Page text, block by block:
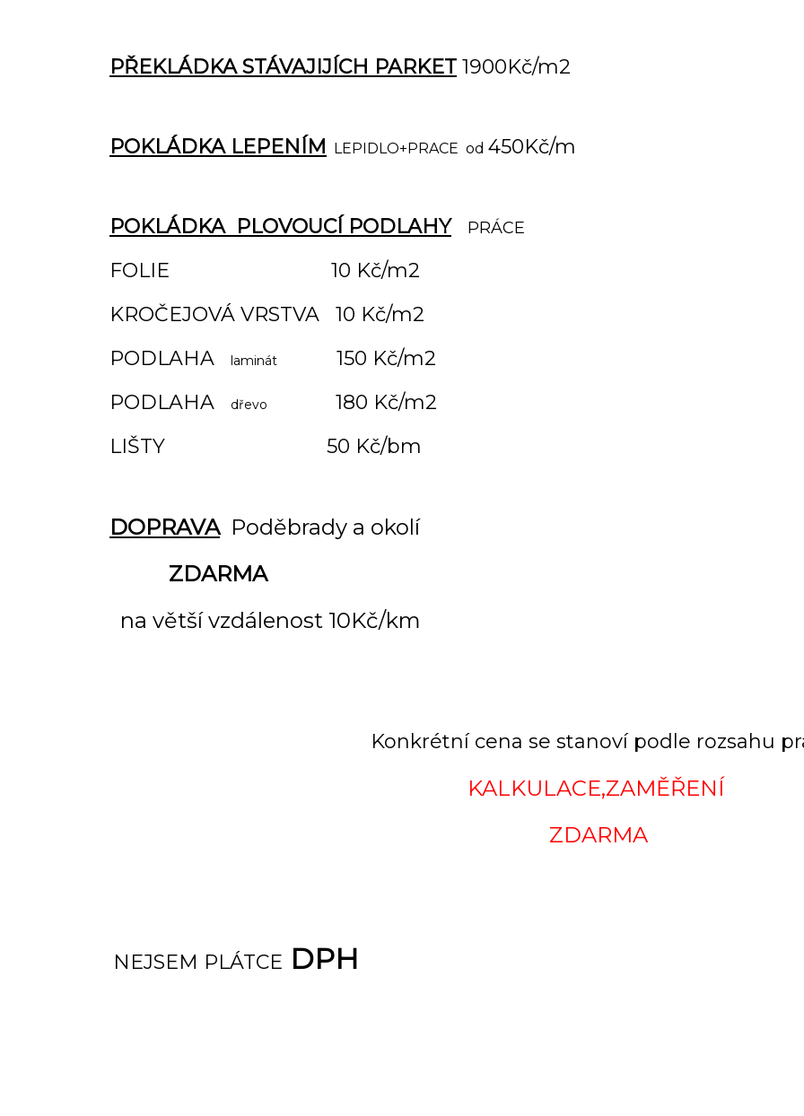
PŘEKLÁDKA STÁVAJIJÍCH PARKET 1900Kč/m2
POKLÁDKA LEPENÍM LEPIDLO+PRACE od 450Kč/m
POKLÁDKA PLOVOUCÍ PODLAHY PRÁCE
FOLIE 10 Kč/m2
KROČEJOVÁ VRSTVA 10 Kč/m2
PODLAHA
laminát
150 Kč/m2
PODLAHA
dřevo 180 Kč/m2
LIŠTY 50 Kč/bm
DOPRAVA Poděbrady a okolí
ZDARMA
na větší vzdálenost 10Kč/km
Konkrétní cena se stanoví podle rozsahu
KALKULACE,ZAMĚŘENÍ
ZDARMA
NEJSEM PLÁTCE DPH